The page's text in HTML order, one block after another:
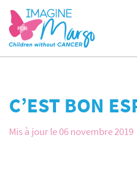
C’EST BON
Mis à jour le 06 novembre 2019